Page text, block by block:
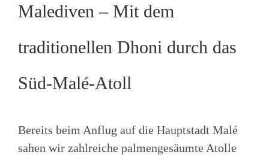
Malediven – Mit dem
traditionellen Dhoni durch das
Süd-Malé-Atoll
Bereits beim Anflug auf die Hauptstadt Malé
sahen wir zahlreiche palmengesäumte Atolle